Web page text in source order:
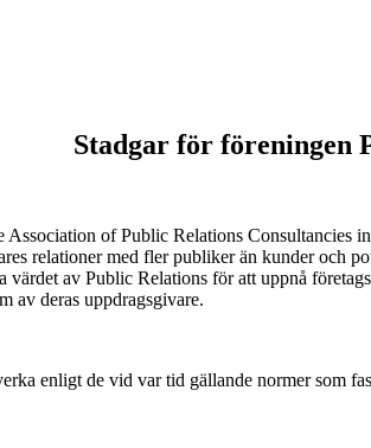
Stadgar för föreningen
of Public Relations Consultancies
relationer med fler publiker än kunder och
värdet av Public Relations för att uppnå
av deras uppdragsgivare.
enligt de vid var tid gällande normer som